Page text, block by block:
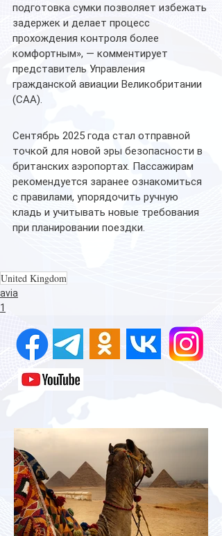
подготовка сумки позволяет избежать
задержек и делает процесс
прохождения контроля более
комфортным», — комментирует
представитель Управления
гражданской авиации Великобритании
(CAA).
Сентябрь 2025 года стал отправной
точкой для новой эры безопасности в
британских аэропортах. Пассажирам
рекомендуется заранее ознакомиться
с правилами, упорядочить ручную
кладь и учитывать новые требования
при планировании поездки.
United Kingdom
avia
1